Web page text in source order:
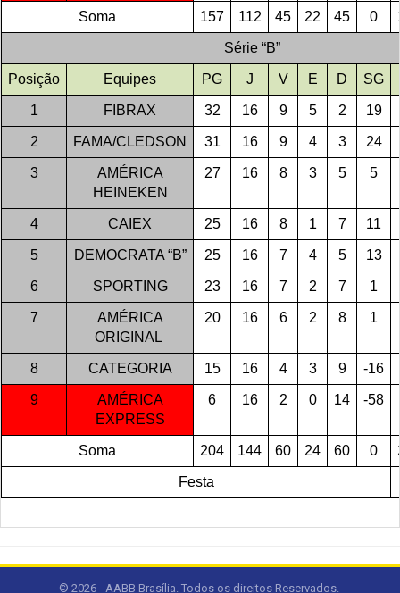
Soma 157 112 45 22 45 0
Série “B”
Posição Equipes PG J V E D SG
1 FIBRAX 32 16 9 5 2 19
2 FAMA/CLEDSON 31 16 9 4 3 24
3
AMÉRICA
HEINEKEN
27 16 8 3 5 5
4 CAIEX 25 16 8 1 7 11
5 DEMOCRATA “B” 25 16 7 4 5 13
6 SPORTING 23 16 7 2 7 1
7
AMÉRICA
ORIGINAL
20 16 6 2 8 1
8 CATEGORIA 15 16 4 3 9 -16
9
AMÉRICA
EXPRESS
6 16 2 0 14 -58
Soma 204 144 60 24 60 0
Festa
© 2026 - AABB Brasília. Todos os direitos Reservados.